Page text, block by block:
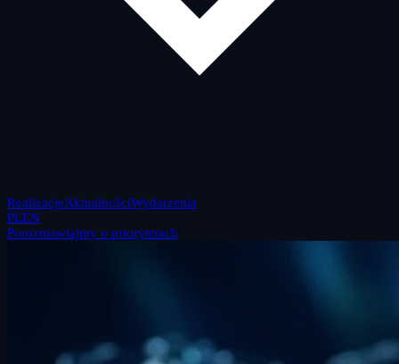
RealizacjeAktualnościWydarzenia
PLEN
Porozmawiajmy o priorytetach